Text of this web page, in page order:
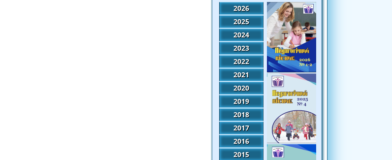
2026
2025
2024
2023
2022
2021
2020
2019
2018
2017
2016
2015